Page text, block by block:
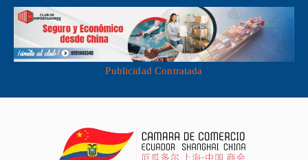
Publicidad Contratada